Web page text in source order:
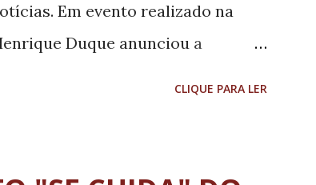
Em evento realizado na
Duque anunciou a
CLIQUE PARA LER